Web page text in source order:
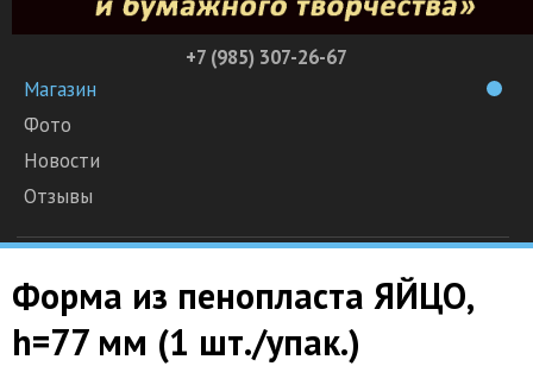
+7 (985) 307-26-67
Магазин
Фото
Новости
Отзывы
Форма из пенопласта ЯЙЦО,
h=77 мм (1 шт./упак.)